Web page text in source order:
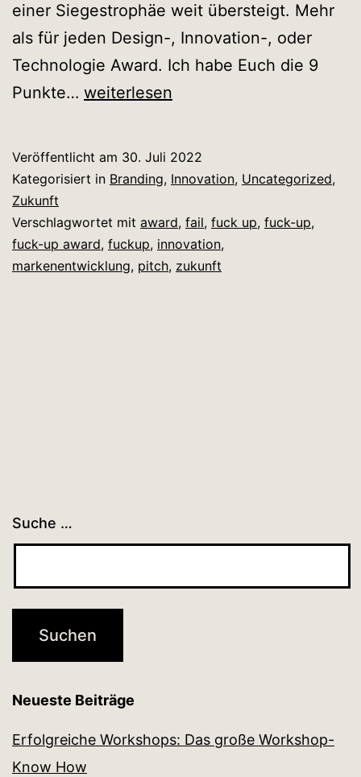
einer Siegestrophäe weit übersteigt. Mehr
als für jeden Design-, Innovation-, oder
Technologie Award. Ich habe Euch die 9
Punkte… Erfahrung
Verlieren
weiterlesen
Veröffentlicht am 30. Juli 2022
Kategorisiert in Branding, Innovation, Uncategorized,
Zukunft
Verschlagwortet mit award, fail, fuck up, fuck-up,
fuck-up award, fuckup, innovation,
markenentwicklung, pitch, zukunft
Suche …
Neueste Beiträge
Erfolgreiche Workshops: Das große Workshop-
Know How